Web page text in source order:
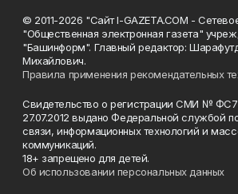
© 2011-2026 "Сайт I-GAZETA.COM -
"Общественная электронная газета"
"Башинформ". Главный редактор:
Михайлович.
Правила применения рекомендательных
Свидетельство о регистрации СМИ №
27.07.2012 выдано Федеральной службой
связи, информационных технологий и
коммуникаций.
18+ запрещено для детей.
Об использовании персональных данных